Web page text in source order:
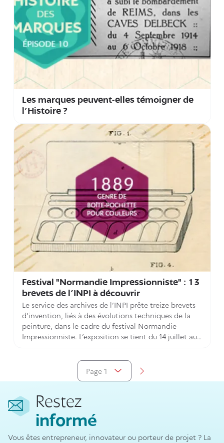
Les marques peuvent-elles témoigner de
l’Histoire ?
Festival "Normandie Impressionniste" : 13
brevets de l’INPI à découvrir
Le service des archives de l’INPI prête treize brevets
d’invention, liés à des évolutions techniques de la
peinture, dans le cadre du festival Normandie
Impressionniste. L’exposition se tient du 14 juillet au
Page 1
Afficher la paginationAller à la page suivante
Restez
informé
Vous êtes entrepreneur, innovateur ou porteur de projet ? La